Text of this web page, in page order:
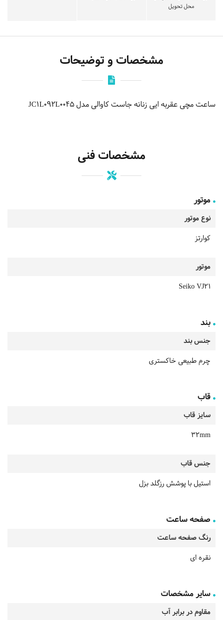
محل تحویل
مشخصات و توضیحات
ساعت مچی عقربه ایی زنانه جاست کاوالی مدل JC1L092L0045
مشخصات فنی
موتور
نوع موتور
کوارتز
موتور
Seiko VJ21
بند
جنس بند
چرم طبیعی خاکستری
قاب
سایز قاب
32mm
جنس قاب
استیل با پوشش رزگلد بزل
صفحه ساعت
رنگ صفحه ساعت
نقره ای
سایر مشخصات
مقاوم در برابر آب